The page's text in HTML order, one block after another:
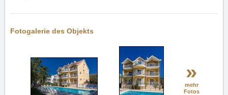
Fotogalerie des Objekts
»
mehr
Fotos